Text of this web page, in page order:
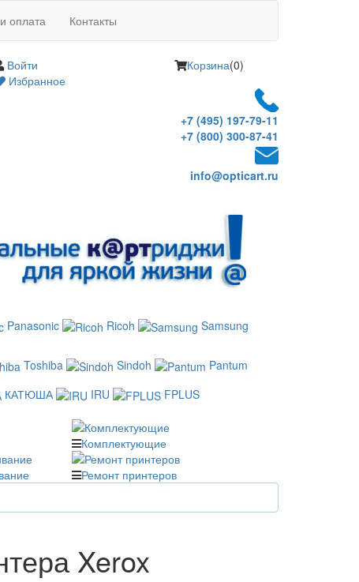
оплата Контакты
Войти
Избранное
Корзина(0)
+7 (495) 197-79-11
+7 (800) 300-87-41
info@opticart.ru
Panasonic Ricoh Samsung
Toshiba Sindoh
Pantum
КАТЮША IRU
FPLUS
Комплектующие
Ремонт принтеров
Xerox